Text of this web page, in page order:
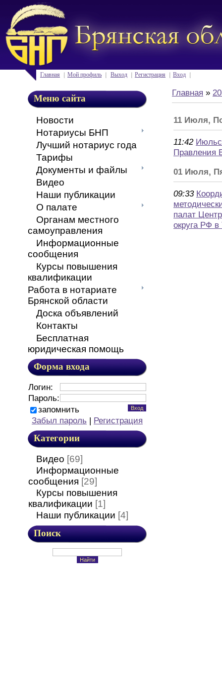
Главная Мой профиль Выход Регистрация Вход
Меню сайта
Новости
Нотариусы БНП
Лучший нотариус года
Тарифы
Документы и файлы
Видео
Наши публикации
О палате
Органам местного
самоуправления
Информационные
сообщения
Курсы повышения
квалификации
Работа в нотариате
Брянской области
Доска объявлений
Контакты
Бесплатная
юридическая помощь
Форма входа
Логин:
Пароль:
запомнить
Забыл пароль | Регистрация
Категории
Видео [69]
Информационные
сообщения [29]
Курсы повышения
квалификации [1]
Наши публикации [4]
Поиск
Главная »
11 Июля,
11:42
Правления
01 Июля,
09:33
палат
округа РФ